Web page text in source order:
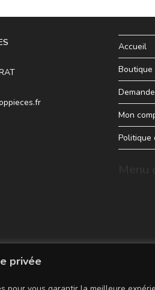
privée
Accueil
Boutique
Mon
Politique